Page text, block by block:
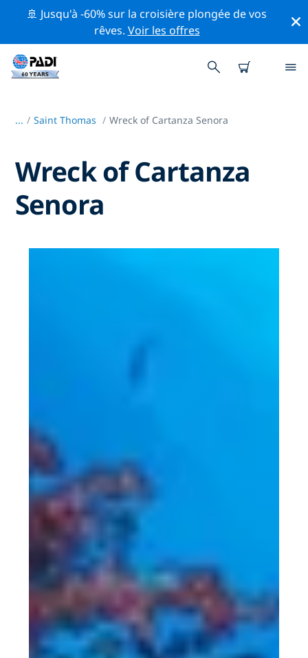
🚢 Jusqu'à -60% sur la croisière plongée de vos
rêves. Voir les offres
... / Saint Thomas Wreck of Cartanza Senora
Wreck of Cartanza
Senora